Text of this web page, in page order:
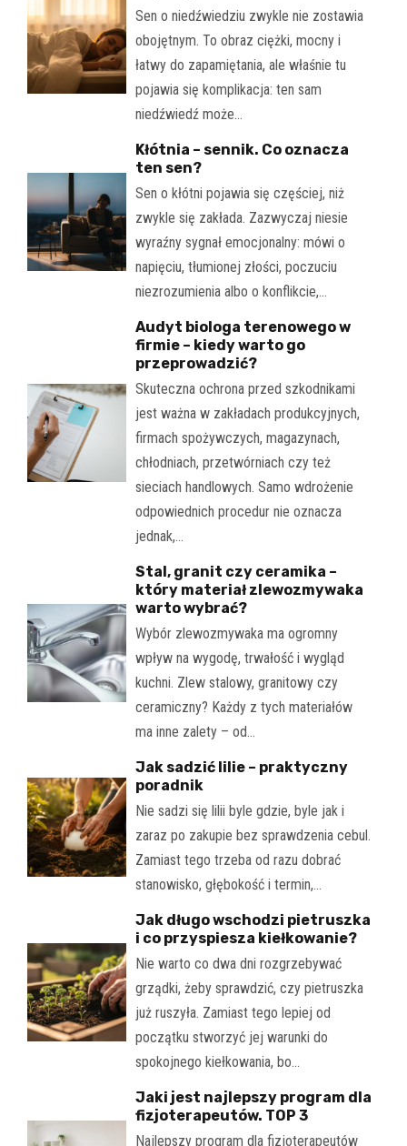
Sen o niedźwiedziu zwykle nie zostawia
obojętnym. To obraz ciężki, mocny i
łatwy do zapamiętania, ale właśnie tu
pojawia się komplikacja: ten sam
niedźwiedź może…
Kłótnia – sennik. Co oznacza
ten sen?
Sen o kłótni pojawia się częściej, niż
zwykle się zakłada. Zazwyczaj niesie
wyraźny sygnał emocjonalny: mówi o
napięciu, tłumionej złości, poczuciu
niezrozumienia albo o konflikcie,…
Audyt biologa terenowego w
firmie – kiedy warto go
przeprowadzić?
Skuteczna ochrona przed szkodnikami
jest ważna w zakładach produkcyjnych,
firmach spożywczych, magazynach,
chłodniach, przetwórniach czy też
sieciach handlowych. Samo wdrożenie
odpowiednich procedur nie oznacza
jednak,…
Stal, granit czy ceramika –
który materiał zlewozmywaka
warto wybrać?
Wybór zlewozmywaka ma ogromny
wpływ na wygodę, trwałość i wygląd
kuchni. Zlew stalowy, granitowy czy
ceramiczny? Każdy z tych materiałów
ma inne zalety – od…
Jak sadzić lilie – praktyczny
poradnik
Nie sadzi się lilii byle gdzie, byle jak i
zaraz po zakupie bez sprawdzenia cebul.
Zamiast tego trzeba od razu dobrać
stanowisko, głębokość i termin,…
Jak długo wschodzi pietruszka
i co przyspiesza kiełkowanie?
Nie warto co dwa dni rozgrzebywać
grządki, żeby sprawdzić, czy pietruszka
już ruszyła. Zamiast tego lepiej od
początku stworzyć jej warunki do
spokojnego kiełkowania, bo…
Jaki jest najlepszy program dla
fizjoterapeutów. TOP 3
Najlepszy program dla fizjoterapeutów